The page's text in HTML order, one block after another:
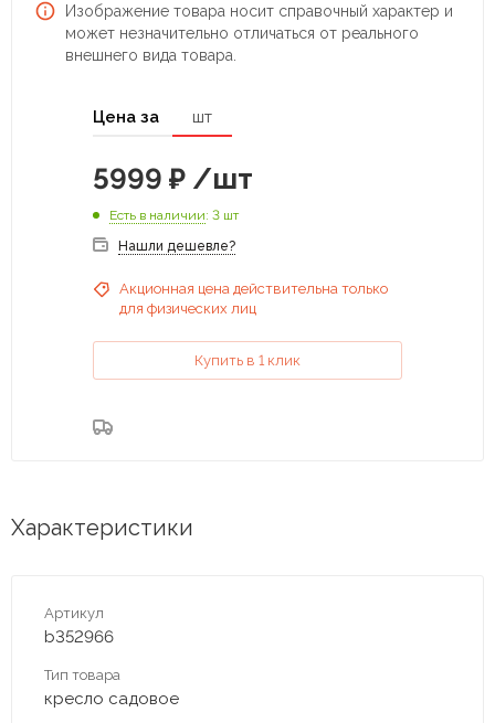
Изображение товара носит справочный характер и
может незначительно отличаться от реального
внешнего вида товара.
Цена за шт
5999 ₽ /шт
Есть в наличии: 3 шт
Нашли дешевле?
Акционная цена действительна только
для физических лиц
Купить в 1 клик
Характеристики
Артикул
b352966
Тип товара
кресло садовое